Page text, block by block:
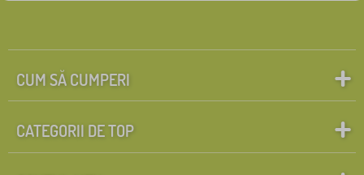
CUM SĂ CUMPERI
CATEGORII DE TOP